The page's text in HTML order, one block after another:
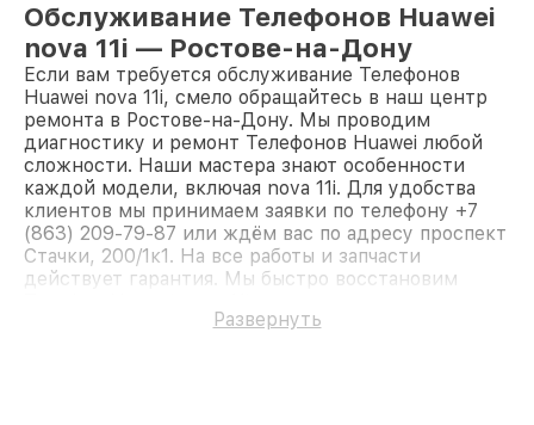
Обслуживание Телефонов Huawei
nova 11i — Ростове-на-Дону
Если вам требуется обслуживание Телефонов
Huawei nova 11i, смело обращайтесь в наш центр
ремонта в Ростове-на-Дону. Мы проводим
диагностику и ремонт Телефонов Huawei любой
сложности. Наши мастера знают особенности
каждой модели, включая nova 11i. Для удобства
клиентов мы принимаем заявки по телефону +7
(863) 209-79-87 или ждём вас по адресу проспект
Стачки, 200/1к1. На все работы и запчасти
действует гарантия. Мы быстро восстановим
Развернуть